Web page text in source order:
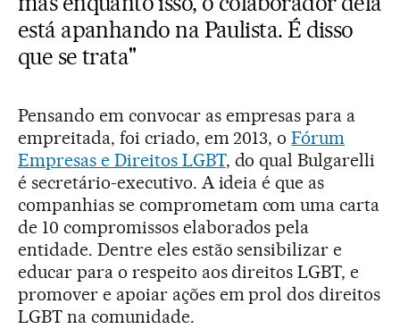
está apanhando na Paulista. É disso
que se trata"
Pensando em convocar as empresas para a
empreitada, foi criado, em 2013, oFórum
Empresas e Direitos LGBT, do qual Bulgarelli
é secretário-executivo. A ideia é que as
companhias se comprometam com uma carta
de 10 compromissos elaborados pela
entidade. Dentre eles estão sensibilizar e
educar para o respeito aos direitos LGBT, e
promover e apoiar ações em prol dos direitos
LGBT na comunidade.